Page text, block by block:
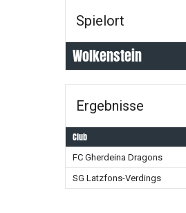
Spielort
Wolkenstein
Ergebnisse
Club
FC Gherdeina Dragons
SG Latzfons-Verdings